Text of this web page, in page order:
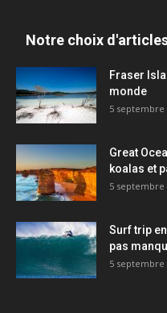
Notre choix
Fraser
monde
5 septembre
Great
koalas et
5 septembre
Surf trip
pas
5 septembre